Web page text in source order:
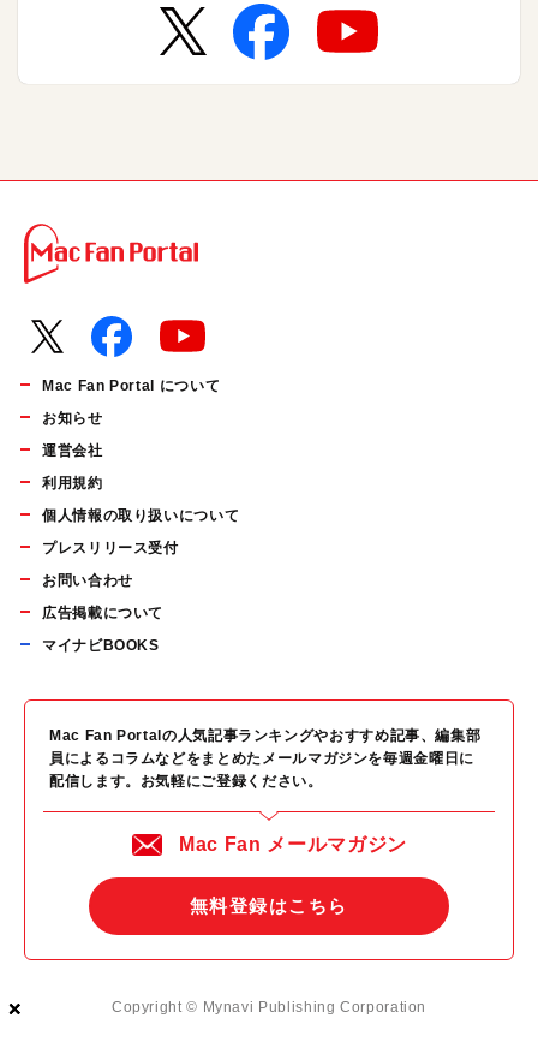
×
×
×
Mac Fan Portal について
お知らせ
運営会社
利用規約
個人情報の取り扱いについて
プレスリリース受付
お問い合わせ
広告掲載について
マイナビBOOKS
Mac Fan Portalの人気記事ランキングやおすすめ記事、編集部
員によるコラムなどをまとめたメールマガジンを毎週金曜日に
配信します。お気軽にご登録ください。
Mac Fan メールマガジン
無料登録はこちら
Copyright © Mynavi Publishing Corporation